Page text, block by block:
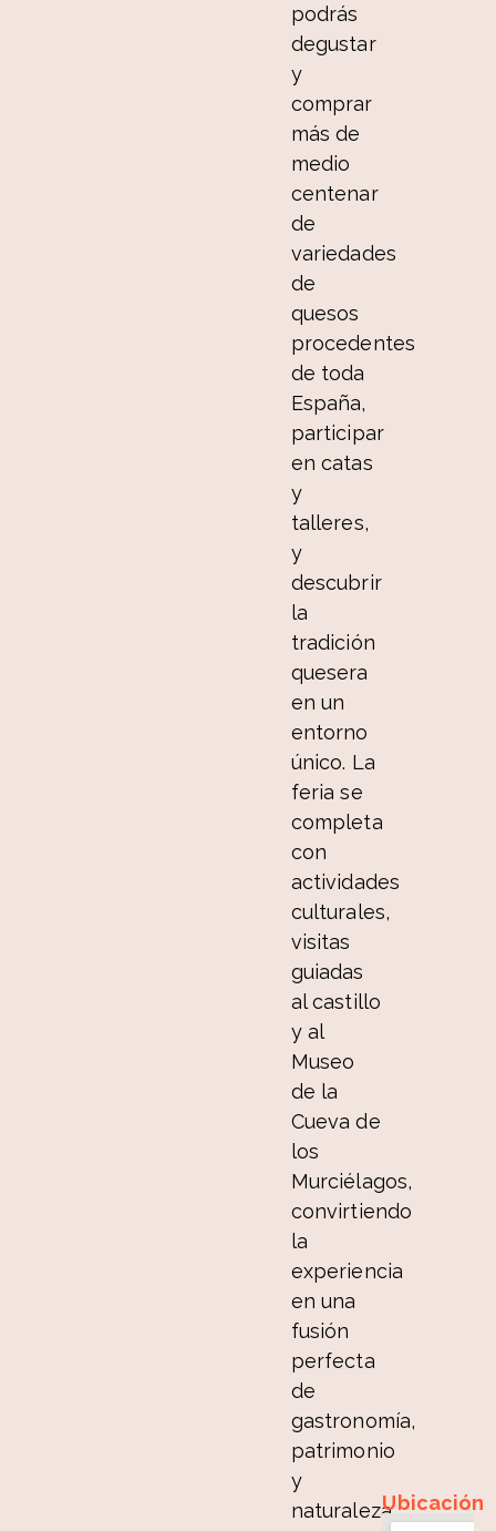
podrás
degustar
y
comprar
más de
medio
centenar
de
variedades
de
quesos
procedentes
de toda
España,
participar
en catas
y
talleres,
y
descubrir
la
tradición
quesera
en un
entorno
único. La
feria se
completa
con
actividades
culturales,
visitas
guiadas
al castillo
y al
Museo
de la
Cueva de
los
Murciélagos,
convirtiendo
la
experiencia
en una
fusión
perfecta
de
gastronomía,
patrimonio
y
naturaleza.Ubicación